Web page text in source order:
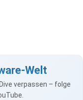
Welt
verpassen – folge